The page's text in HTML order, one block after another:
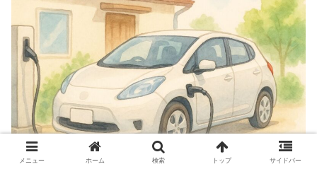
メニュー ホーム 検索 トップ サイドバー